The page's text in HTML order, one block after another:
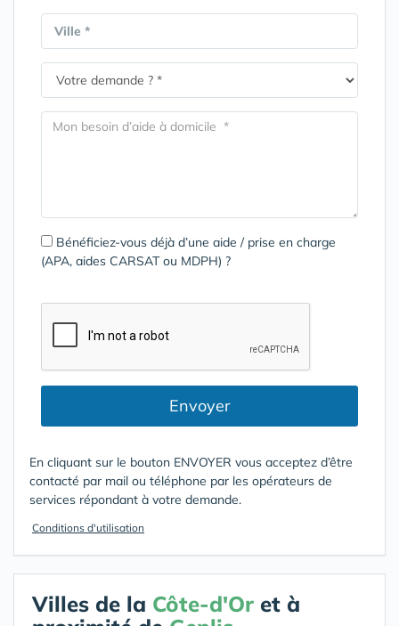
Ville *
Bénéficiez-vous déjà d’une aide / prise en charge
(APA, aides CARSAT ou MDPH) ?
Envoyer
En cliquant sur le bouton ENVOYER vous acceptez d’être
contacté par mail ou téléphone par les opérateurs de
services répondant à votre demande.
Conditions d'utilisation
Villes de la Côte-d'Or et à